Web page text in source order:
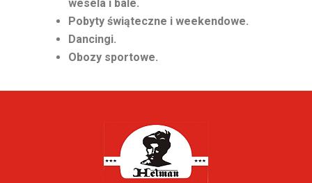
wesela i bale.
Pobyty świąteczne i weekendowe.
Dancingi.
Obozy sportowe.